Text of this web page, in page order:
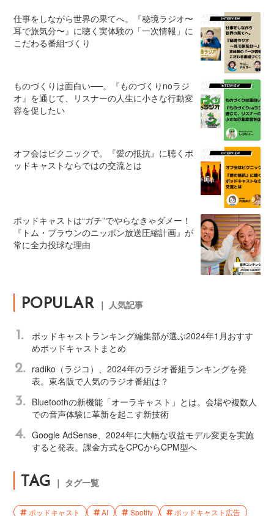
仕事をしながら世界の果てへ。『秘境ラジオ〜
耳で旅気分〜』に聴く実体験の「一次情報」に
こだわる番組づくり
ものづくりは面白い──。『ものづくりnoラジ
オ』を通じて、リスナーの人生に小さな行動変
容を促したい
オフ会はピクニックで。『愛の抵抗』に聴くポ
ッドキャストならではの交流とは
ポッドキャストは“ガチ”でやらなきゃダメー！
『トム・ブラウンのニッポン放送圧縮計画』が
常に全力投球な理由
POPULAR ｜ 人気記事
1.
ポッドキャストランキング編集部が選ぶ2024年1月おすす
めポッドキャストまとめ
2.
radiko（ラジコ）、2024年のラジオ番組ランキングを発
表。東名阪で人気のラジオ番組は？
3.
Bluetoothの新機能「オーラキャスト」とは。会場や複数人
での音声体験に革新を起こす新技術
4. Google AdSense、2024年に大幅な収益モデル変更を実施
すると発表。課金方式をCPCからCPM型へ
TAG ｜ タグ一覧
ポッドキャスト AI Spotify ポッドキャスト広告